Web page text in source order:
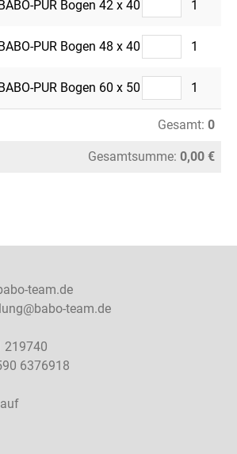
PUR Bogen 42 x 40 1
PUR Bogen 48 x 40 1
PUR Bogen 60 x 50 1
Gesamt: 0
Gesamtsumme: 0,00 €
team.de
team.de
219740
6376918